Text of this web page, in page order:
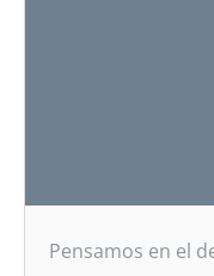
Pensamos en el